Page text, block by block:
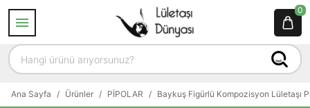
0
Ana Sayfa / Ürünler / PİPOLAR / Baykuş Figürlü Kompozisyon Lületaşı